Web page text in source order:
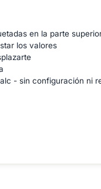
en la parte
los valores
- sin configuración ni